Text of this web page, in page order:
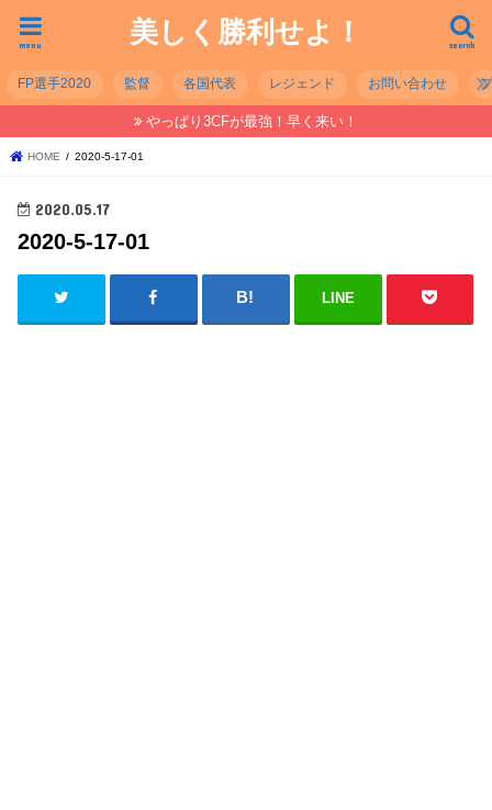
美しく勝利せよ！ search
menu
FP選手2020 監督 各国代表 レジェンド お問い合わせ
やっぱり3CFが最強！早く来い！
HOME 2020-5-17-01
2020.05.17
2020-5-17-01
LINE